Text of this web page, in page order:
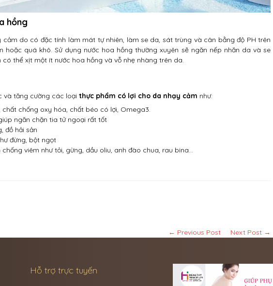
hồng
do có đặc tính làm mát tự nhiên, làm se da, sát trùng và cân bằng độ PH trên
quá khô. Sử dụng nước hoa hồng thường xuyên sẽ ngăn nếp nhăn da và se
có thể xịt một ít nước hoa hồng và vỗ nhẹ nhàng trên da.
và tăng cường các loại thực phẩm có lợi cho da nhạy cảm như:
chống oxy hóa, chất béo có lợi, Omega3.
ngăn chặn tia tử ngoại rất tốt
đồ hải sản
đừng, bột ngọt
viêm như tỏi, gừng, dầu oliu, anh đào chua, rau bina…
← Previous Post Next Post →
Hỗ trợ trực tuyến